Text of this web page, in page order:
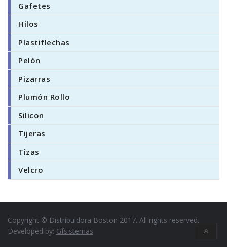
Gafetes
Hilos
Plastiflechas
Pelón
Pizarras
Plumón Rollo
Silicon
Tijeras
Tizas
Velcro
Copyright © Distribuidora Boston 2017. All rights reserved.
Developed by: Gfsistemas